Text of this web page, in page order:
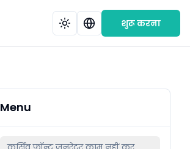
शुरू करना
Menu